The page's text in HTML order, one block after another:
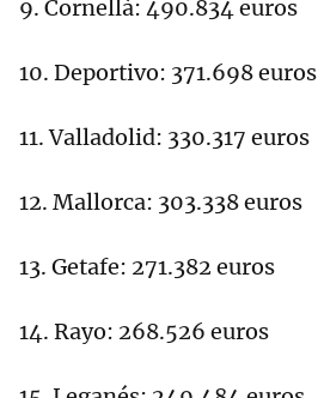
9. Cornellà: 490.834 euros
10. Deportivo: 371.698 euros
11. Valladolid: 330.317 euros
12. Mallorca: 303.338 euros
13. Getafe: 271.382 euros
14. Rayo: 268.526 euros